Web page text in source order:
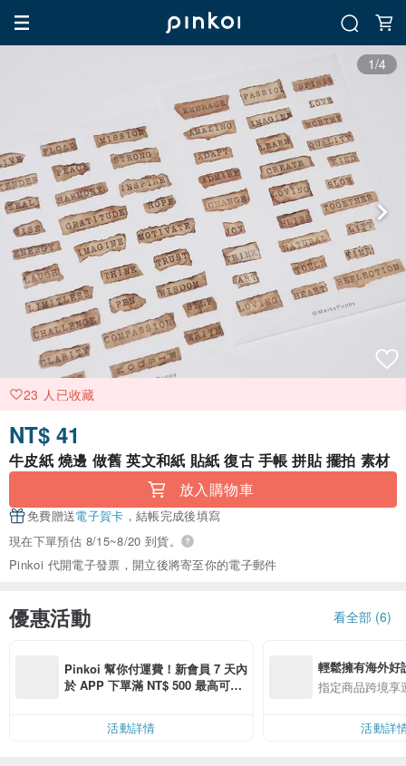
1/4
23 人已收藏
NT$ 41
牛皮紙 燒邊 做舊 英文和紙 貼紙 復古 手帳 拼貼 擺拍 素材
放入購物車
免費贈送電子賀卡 ，結帳完成後填寫
現在下單預估 8/15~8/20 到貨。
Pinkoi 代開電子發票，開立後將寄至你的電子郵件
優惠活動 看全部 (6)
Pinkoi 幫你付運費！新會員 7 天內
於 APP 下單滿 NT$ 500 最高可折
活動詳情
輕鬆擁有海外好
指定商品跨境享
活動詳